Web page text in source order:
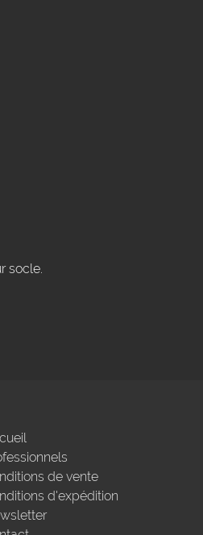
socle.
de vente
d'expédition